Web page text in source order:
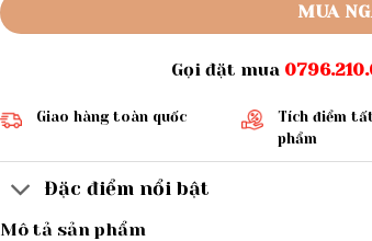
MUA
Gọi đặt mua
Giao hàng toàn quốc
Tích điểm
phẩm
Đặc điểm nổi bật
Mô tả sản phẩm